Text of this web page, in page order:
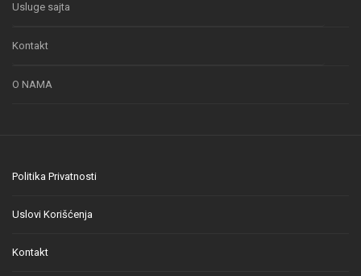
Usluge sajta
Kontakt
O NAMA
Politika Privatnosti
Uslovi Korišćenja
Kontakt